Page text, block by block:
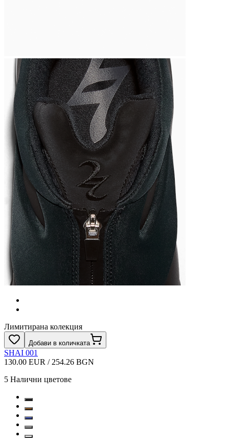
Лимитирана колекция
Добави в количката
SHAI 001
130.00 EUR / 254.26 BGN
5 Налични цветове